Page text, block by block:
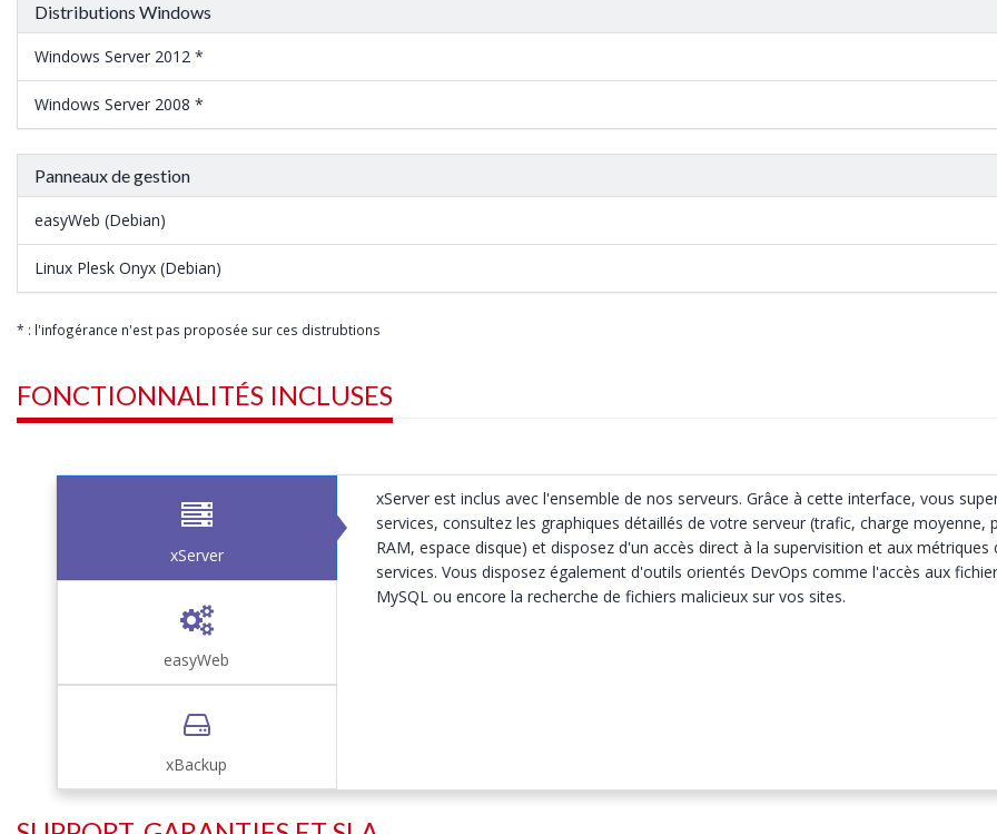
Distributions Windows
Windows Server 2012 *
Windows Server 2008 *
Panneaux de gestion
easyWeb (Debian)
Linux Plesk Onyx (Debian)
* : l'infogérance n'est pas proposée sur ces distrubtions
FONCTIONNALITÉS INCLUSES
xServer
easyWeb
xBackup
xServer est inclus avec l'ensemble de nos serveurs. Grâce à cette interface, vous
services, consultez les graphiques détaillés de votre serveur (trafic, charge moyenne,
RAM, espace disque) et disposez d'un accès direct à la supervisition et aux
services. Vous disposez également d'outils orientés DevOps comme l'accès aux
MySQL ou encore la recherche de fichiers malicieux sur vos sites.